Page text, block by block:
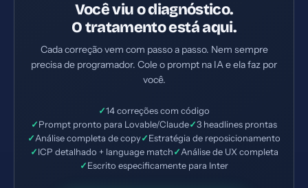
Você viu o diagnóstico.
O tratamento está aqui.
Cada correção vem com passo a passo. Nem sempre
precisa de programador. Cole o prompt na IA e ela faz por
você.
✓14 correções com código
✓Prompt pronto para Lovable/Claude✓3 headlines prontas
✓Análise completa de copy✓Estratégia de reposicionamento
✓ICP detalhado + language match✓Análise de UX completa
✓Escrito especificamente para Inter